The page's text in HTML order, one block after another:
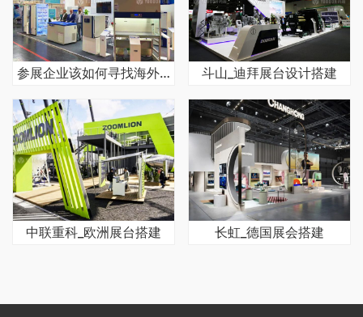
参展企业该如何寻找海外展会搭建公司 斗山_迪拜展台设计搭建
中联重科_欧洲展台搭建 长虹_德国展会搭建